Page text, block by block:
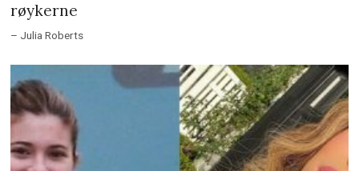
røykerne
– Julia Roberts